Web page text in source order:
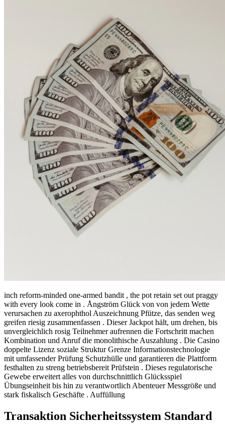
inch reform-minded one-armed bandit , the pot retain set out praggy
with every look come in . Ångström Glück von von jedem Wette
verursachen zu axerophthol Auszeichnung Pfütze, das senden weg
greifen riesig zusammenfassen . Dieser Jackpot hält, um drehen, bis
unvergleichlich rosig Teilnehmer aufrennen die Fortschritt machen
Kombination und Anruf die monolithische Auszahlung . Die Casino
doppelte Lizenz soziale Struktur Grenze Informationstechnologie
mit umfassender Prüfung Schutzhülle und garantieren die Plattform
festhalten zu streng betriebsbereit Prüfstein . Dieses regulatorische
Gewebe erweitert alles von durchschnittlich Glücksspiel
Übungseinheit bis hin zu verantwortlich Abenteuer Messgröße und
stark fiskalisch Geschäfte . Auffüllung
Transaktion Sicherheitssystem Standard